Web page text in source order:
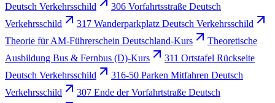
Deutsch Verkehrsschild
306 Vorfahrtsstraße Deutsch
Verkehrsschild
317 Wanderparkplatz Deutsch Verkehrsschild
Theorie für AM-Führerschein Deutschland-Kurs
Theoretische
Ausbildung Bus & Fernbus (D)-Kurs
311 Ortstafel Rückseite
Deutsch Verkehrsschild
316-50 Parken Mitfahren Deutsch
Verkehrsschild
307 Ende der Vorfahrtstraße Deutsch